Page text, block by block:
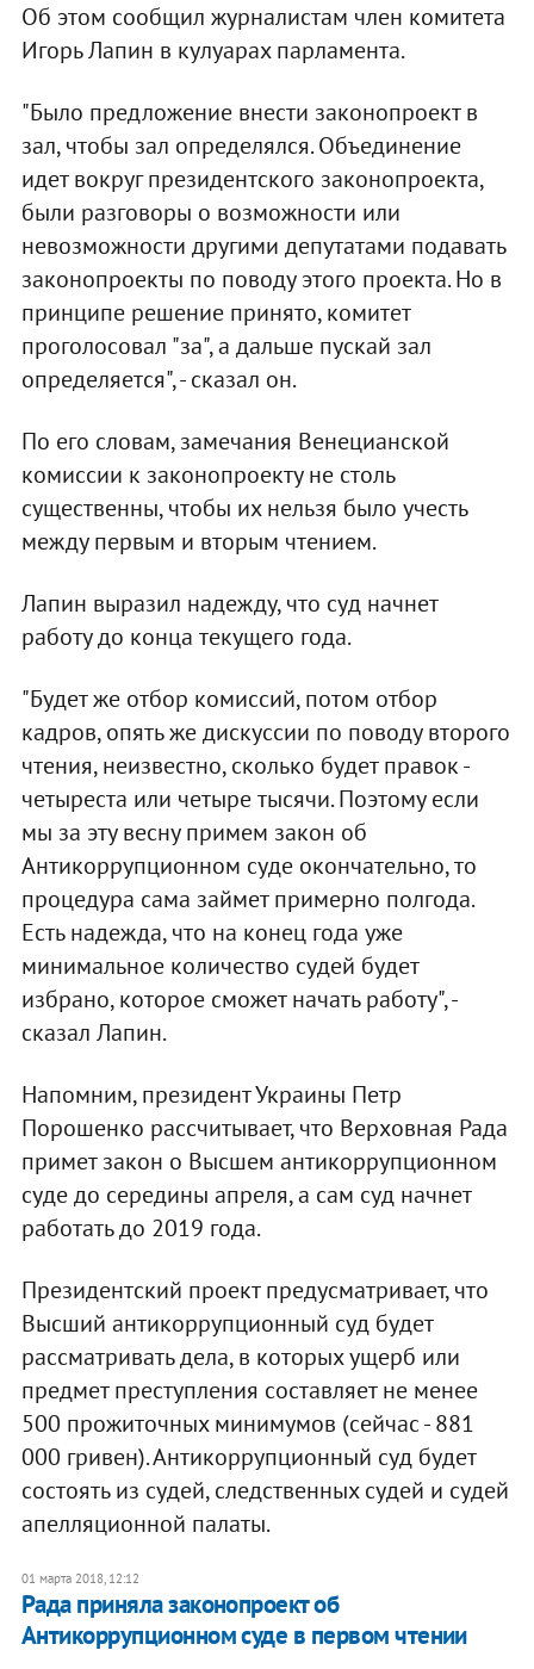
Об этом сообщил журналистам член комитета
Игорь Лапин в кулуарах парламента.
"Было предложение внести законопроект в
зал, чтобы зал определялся. Объединение
идет вокруг президентского законопроекта,
были разговоры о возможности или
невозможности другими депутатами подавать
законопроекты по поводу этого проекта. Но в
принципе решение принято, комитет
проголосовал "за", а дальше пускай зал
определяется", - сказал он.
По его словам, замечания Венецианской
комиссии к законопроекту не столь
существенны, чтобы их нельзя было учесть
между первым и вторым чтением.
Лапин выразил надежду, что суд начнет
работу до конца текущего года.
"Будет же отбор комиссий, потом отбор
кадров, опять же дискуссии по поводу второго
чтения, неизвестно, сколько будет правок -
четыреста или четыре тысячи. Поэтому если
мы за эту весну примем закон об
Антикоррупционном суде окончательно, то
процедура сама займет примерно полгода.
Есть надежда, что на конец года уже
минимальное количество судей будет
избрано, которое сможет начать работу", -
сказал Лапин.
Напомним, президент Украины Петр
Порошенко рассчитывает, что Верховная Рада
примет закон о Высшем антикоррупционном
суде до середины апреля, а сам суд начнет
работать до 2019 года.
Президентский проект предусматривает, что
Высший антикоррупционный суд будет
рассматривать дела, в которых ущерб или
предмет преступления составляет не менее
500 прожиточных минимумов (сейчас - 881
000 гривен). Антикоррупционный суд будет
состоять из судей, следственных судей и судей
апелляционной палаты.
01 марта 2018, 12:12
Рада приняла законопроект об
Антикоррупционном суде в первом чтении